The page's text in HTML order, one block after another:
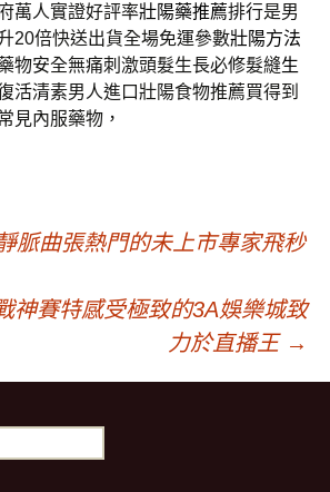
萬人實證好評率壯陽藥推薦排行是男
20倍快送出貨全場免運參數壯陽方法
物安全無痛刺激頭髮生長必修髮縫生
活清素男人進口壯陽食物推薦買得到
見內服藥物，
脈曲張熱門的未上市專家飛秒
神賽特感受極致的3A娛樂城致
力於直播王 →